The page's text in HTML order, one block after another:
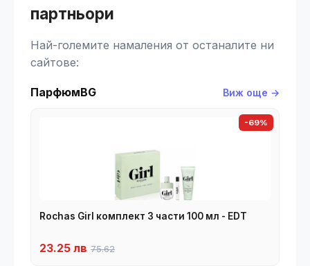
партньори
Най-големите намаления от останалите ни
сайтове:
ПарфюмBG Виж още →
-69%
Rochas Girl комплект 3 части 100 мл - EDT
23.25 лв 75.62